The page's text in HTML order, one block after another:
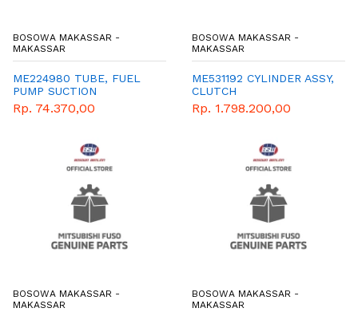
BOSOWA MAKASSAR -
MAKASSAR
ME224980 TUBE, FUEL
PUMP SUCTION
Rp. 74.370,00
BOSOWA MAKASSAR -
MAKASSAR
ME531192 CYLINDER ASSY,
CLUTCH
Rp. 1.798.200,00
BOSOWA MAKASSAR -
MAKASSAR
BOSOWA MAKASSAR -
MAKASSAR